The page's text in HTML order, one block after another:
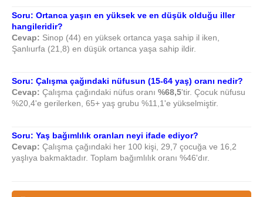
Soru: Ortanca yaşın en yüksek ve en düşük olduğu iller
hangileridir?
Cevap: Sinop (44) en yüksek ortanca yaşa sahip il iken,
Şanlıurfa (21,8) en düşük ortanca yaşa sahip ildir.
Soru: Çalışma çağındaki nüfusun (15-64 yaş) oranı nedir?
Cevap: Çalışma çağındaki nüfus oranı %68,5'tir. Çocuk nüfusu
%20,4'e gerilerken, 65+ yaş grubu %11,1'e yükselmiştir.
Soru: Yaş bağımlılık oranları neyi ifade ediyor?
Cevap: Çalışma çağındaki her 100 kişi, 29,7 çocuğa ve 16,2
yaşlıya bakmaktadır. Toplam bağımlılık oranı %46'dır.